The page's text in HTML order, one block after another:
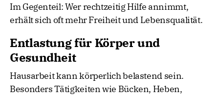
Im Gegenteil: Wer rechtzeitig Hilfe annimmt,
erhält sich oft mehr Freiheit und Lebensqualität.
Entlastung für Körper und
Gesundheit
Hausarbeit kann körperlich belastend sein.
Besonders Tätigkeiten wie Bücken, Heben,